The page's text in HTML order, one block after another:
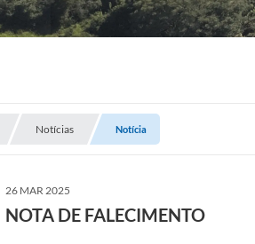
Notícias Notícia
26 MAR 2025
NOTA DE FALECIMENTO